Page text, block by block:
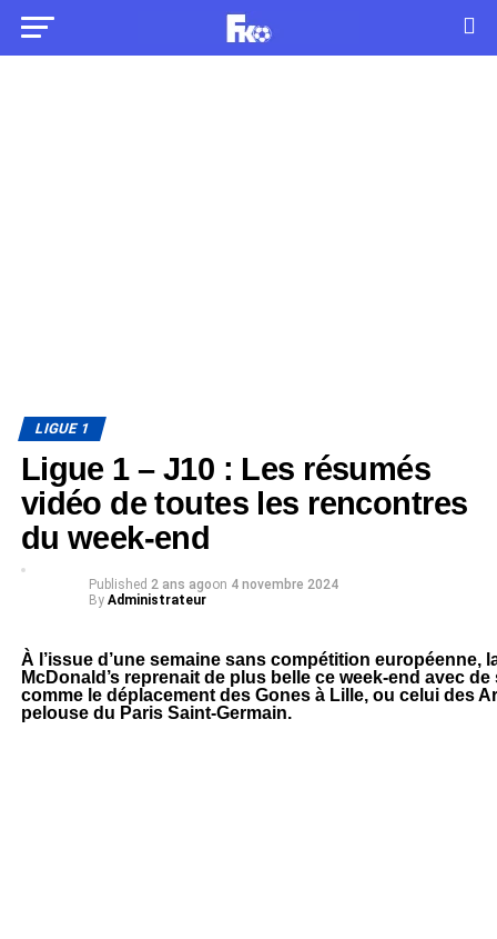
LIGUE 1
Ligue 1 – J10 : Les résumés
vidéo de toutes les rencontres
du week-end
Published 2 ans agoon 4 novembre 2024
By Administrateur
À l’issue d’une semaine sans compétition européenne,
McDonald’s reprenait de plus belle ce week-end avec
comme le déplacement des Gones à Lille, ou celui des
pelouse du Paris Saint-Germain.